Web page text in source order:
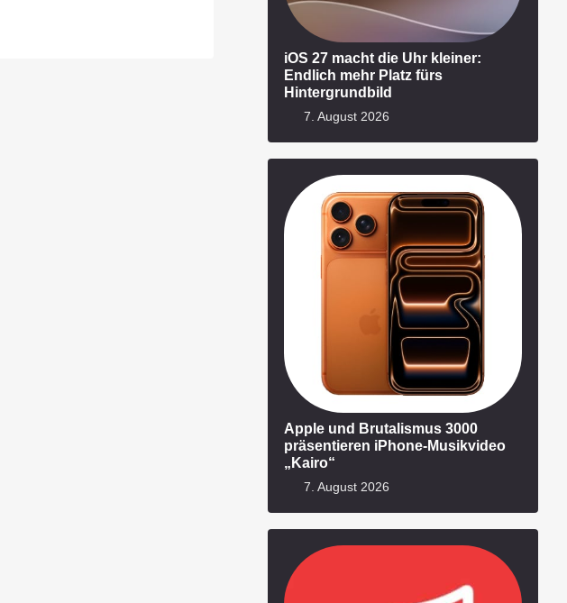
iOS 27 macht die Uhr kleiner:
Endlich mehr Platz fürs
Hintergrundbild
7. August 2026
Apple und Brutalismus 3000
präsentieren iPhone-Musikvideo
„Kairo“
7. August 2026